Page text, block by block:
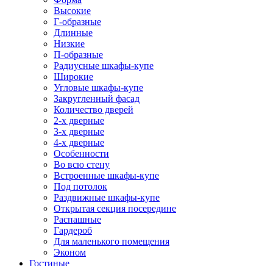
Высокие
Г-образные
Длинные
Низкие
П-образные
Радиусные шкафы-купе
Широкие
Угловые шкафы-купе
Закругленный фасад
Количество дверей
2-х дверные
3-х дверные
4-х дверные
Особенности
Во всю стену
Встроенные шкафы-купе
Под потолок
Раздвижные шкафы-купе
Открытая секция посередине
Распашные
Гардероб
Для маленького помещения
Эконом
Гостиные